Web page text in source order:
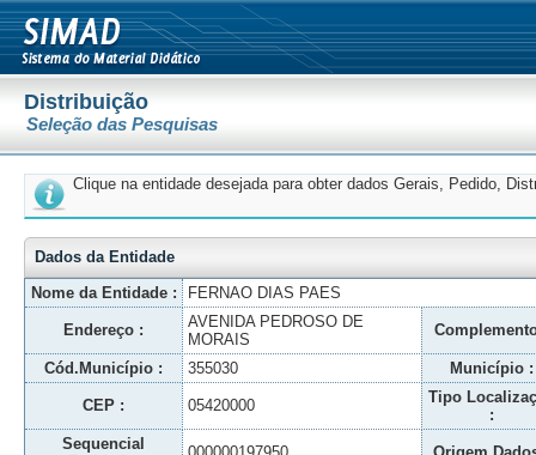
Distribuição
Seleção das Pesquisas
Clique na entidade desejada para obter dados Gerais, Pedido,
Dados da Entidade
Nome da Entidade :
FERNAO DIAS PAES
Endereço :
AVENIDA PEDROSO DE
MORAIS
Cód.Município : 355030 Município :
CEP : 05420000
Tipo
:
Sequencial